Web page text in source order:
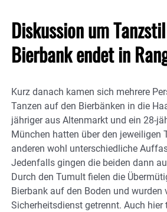
Diskussion um
Bierbank endet in
Kurz danach kamen sich mehrere
Tanzen auf den Bierbänken in die
jähriger aus Altenmarkt und ein 28-
München hatten über den jeweiligen
anderen wohl unterschiedliche
Jedenfalls gingen die beiden dann
Durch den Tumult fielen die
Bierbank auf den Boden und wurden
Sicherheitsdienst getrennt. Auch hier